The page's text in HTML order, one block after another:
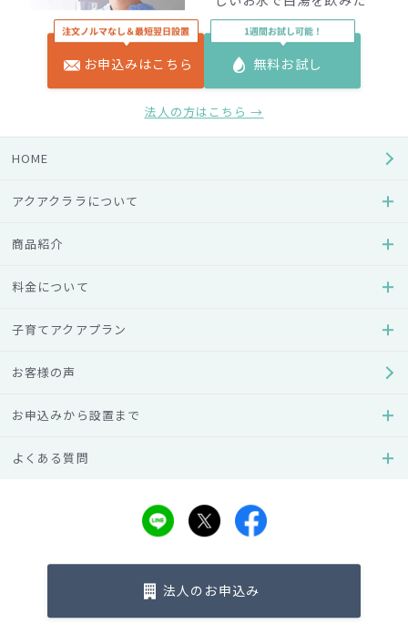
い』などおいしいお水の
ある暮らしを求めている
方には必見！
詳しくはこちら →
菌、雑菌対策
水タンクなどの重要な部位に、長期に渡って雑菌を増やさな
菌製品技術協議会）」を取得した製品を使用しています。
いて常に衛生環境を保っているため、どのウォーターサーバ
てご使用いただけます。
抗菌加工を施したエアフィルターの仕様
ウォーターサーバーに使われるボトルには、空になったら業
者が回収し、洗浄後に再利用する「リターナブルボトル方
式」と、使い捨てタイプの「ワンウェイボトル方式」の二種
お申込みはこちら 無料お試し
法人の方はこちら →
HOME
アクアクララについて
商品紹介
料金について
子育てアクアプラン
お客様の声
お申込みから設置まで
よくある質問
法人のお申込み